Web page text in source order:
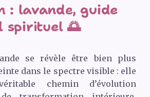
: lavande, guide
spirituel 🌅
se révèle être bien plus
dans le spectre visible : elle
chemin d’évolution